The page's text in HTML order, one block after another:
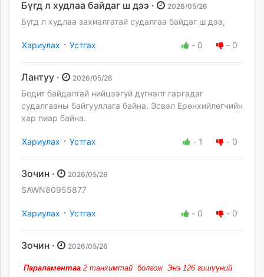
Бүгд л худлаа байдаг ш дээ · 2026/05/26
Бүгд л худлаа захиалгатай судалгаа байдаг ш дээ,
Хариулах · Устгах - 0 - 0
Лантуу · 2026/05/26
Бодит байдалтай нийцээгүй дүгнэлт гаргадаг
судалгааны байгууллага байна. Эсвэл Ерөнхийлөгчийн
хар пиар байна.
Хариулах · Устгах - 1 - 0
Зочин · 2026/05/26
SAWN80955877
Хариулах · Устгах - 0 - 0
Зочин · 2026/05/26
Параламентаа 2 танхимтай болгож Энэ 126 гишүүний